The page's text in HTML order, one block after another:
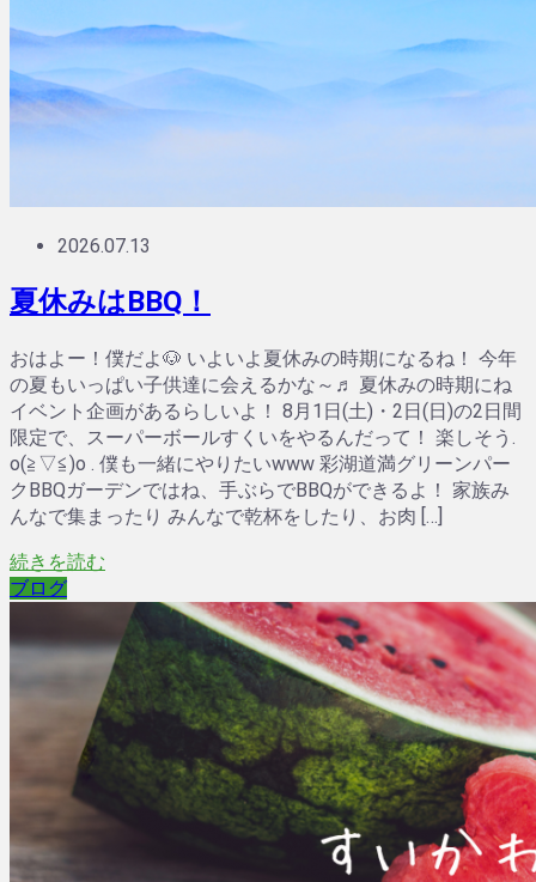
2026.07.13
夏休みはBBQ！
おはよー！僕だよ🐶 いよいよ夏休みの時期になるね！ 今年
の夏もいっぱい子供達に会えるかな～♬ 夏休みの時期にね
イベント企画があるらしいよ！ 8月1日(土)・2日(日)の2日間
限定で、スーパーボールすくいをやるんだって！ 楽しそう.
o(≧▽≦)o . 僕も一緒にやりたいwww 彩湖道満グリーンパー
クBBQガーデンではね、手ぶらでBBQができるよ！ 家族み
んなで集まったり みんなで乾杯をしたり、お肉 […]
続きを読む
ブログ